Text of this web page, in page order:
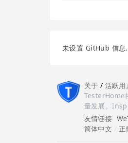
未设置 GitHub 信息.
关于 / 活跃用
TesterHome
量发展。
友情链接
简体中文
正